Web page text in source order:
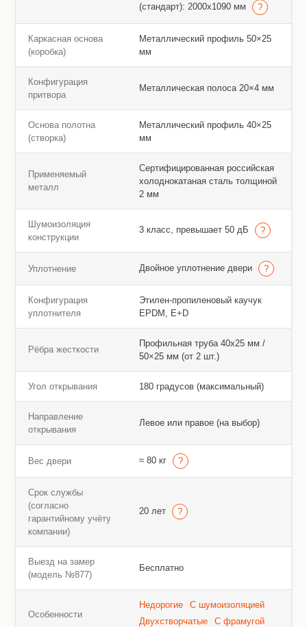
(стандарт): 2000х1090 мм
Каркасная основа
(коробка)
Металлический профиль 50×25
мм
Конфигурация
притвора
Металлическая полоса 20×4 мм
Основа полотна
(створка)
Металлический профиль 40×25
мм
Применяемый
металл
Сертифицированная российская
холоднокатаная сталь толщиной
2 мм
Шумоизоляция
конструкции
3 класс, превышает 50 дБ
Уплотнение Двойное уплотнение двери
Конфигурация
уплотнителя
Этилен-пропиленовый каучук
EPDM, E+D
Рёбра жесткости
Профильная труба 40х25 мм /
50×25 мм (от 2 шт.)
Угол открывания 180 градусов (максимальный)
Направление
открывания
Левое или правое (на выбор)
Вес двери ≈ 80 кг
Срок службы
(согласно
гарантийному учёту
компании)
20 лет
Выезд на замер
(модель №877)
Бесплатно
Особенности
Недорогие
С шумоизоляцией
Двухстворчатые
С фрамугой